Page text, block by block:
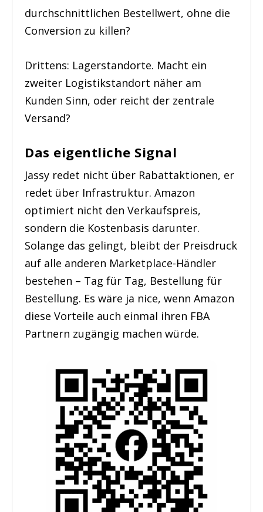
durchschnittlichen Bestellwert, ohne die
Conversion zu killen?
Drittens: Lagerstandorte. Macht ein
zweiter Logistikstandort näher am
Kunden Sinn, oder reicht der zentrale
Versand?
Das eigentliche Signal
Jassy redet nicht über Rabattaktionen, er
redet über Infrastruktur. Amazon
optimiert nicht den Verkaufspreis,
sondern die Kostenbasis darunter.
Solange das gelingt, bleibt der Preisdruck
auf alle anderen Marketplace-Händler
bestehen – Tag für Tag, Bestellung für
Bestellung. Es wäre ja nice, wenn Amazon
diese Vorteile auch einmal ihren FBA
Partnern zugängig machen würde.